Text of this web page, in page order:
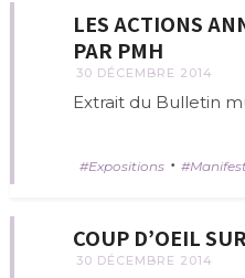
LES ACTIONS
PAR PMH
30 DÉCEMBRE 2014
Extrait du Bulletin
Expositions •
COUP D’OEIL
30 DÉCEMBRE 2014